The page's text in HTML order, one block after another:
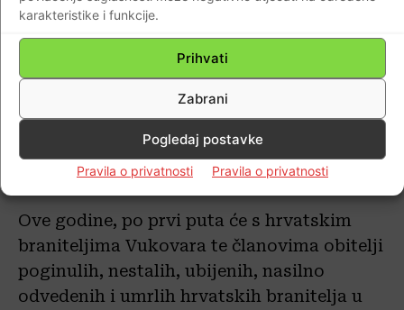
karakteristike i funkcije.
Prihvati
Zabrani
Pogledaj postavke
Pravila o privatnosti Pravila o privatnosti
Kolona sjećanja proći će svojom
uobičajenom trasom od Nacionalne
memorijalne bolnice „Dr. Juraj Njavro“
Vukovar do Memorijalnog groblja žrtava
iz Domovinskog rata gdje će uslijediti
protokol polaganja vijenaca te sveta misa.
Ove godine, po prvi puta će s hrvatskim
braniteljima Vukovara te članovima obitelji
poginulih, nestalih, ubijenih, nasilno
odvedenih i umrlih hrvatskih branitelja u